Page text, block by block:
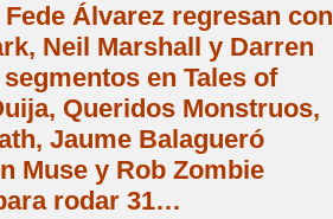
Álvarez regresan con
Neil Marshall y Darren
en Tales of
Queridos Monstruos,
Jaume Balagueró
Muse y Rob Zombie
rodar 31…